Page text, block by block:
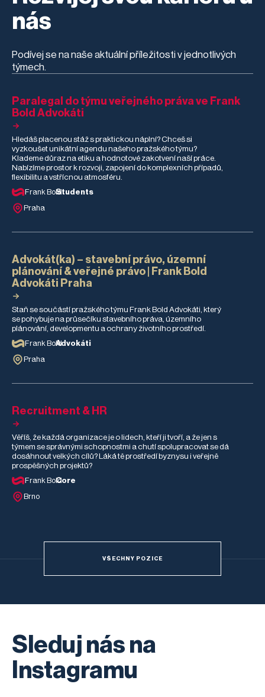
nás
Podívej se na naše aktuální příležitosti v jednotlivých
týmech.
Paralegal do týmu veřejného práva ve Frank
Bold Advokáti
Frank BoldStudents
Praha
Hledáš placenou stáž s praktickou náplní? Chceš si
vyzkoušet unikátní agendu našeho pražského týmu?
Klademe důraz na etiku a hodnotové zakotvení naší práce.
Nabízíme prostor k rozvoji, zapojení do komplexních případů,
flexibilitu a vstřícnou atmosféru.
Advokát(ka) – stavební právo, územní
plánování & veřejné právo | Frank Bold
Advokáti Praha
Frank BoldAdvokáti
Praha
Staň se součástí pražského týmu Frank Bold Advokáti, který
se pohybuje na průsečíku stavebního práva, územního
plánování, developmentu a ochrany životního prostředí.
Recruitment & HR
Frank BoldCore
Brno
Věříš, že každá organizace je o lidech, kteří ji tvoří, a že jen s
týmem se správnými schopnostmi a chutí spolupracovat se dá
dosáhnout velkých cílů? Láká tě prostředí byznysu i veřejně
prospěšných projektů?
VŠECHNY POZICE
Sleduj nás na
Instagramu